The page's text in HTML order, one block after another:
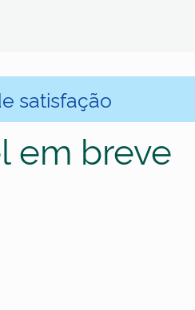
satisfação
em breve